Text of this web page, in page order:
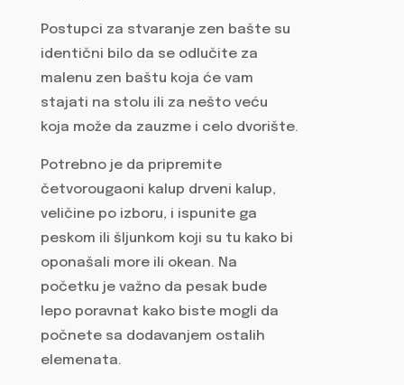
Postupci za stvaranje zen bašte su
identični bilo da se odlučite za
malenu zen baštu koja će vam
stajati na stolu ili za nešto veću
koja može da zauzme i celo dvorište.
Potrebno je da pripremite
četvorougaoni kalup drveni kalup,
veličine po izboru, i ispunite ga
peskom ili šljunkom koji su tu kako bi
oponašali more ili okean. Na
početku je važno da pesak bude
lepo poravnat kako biste mogli da
počnete sa dodavanjem ostalih
elemenata.